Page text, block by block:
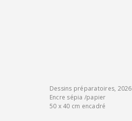
Dessins préparatoires, 2026
Encre sépia /papier
50 x 40 cm encadré